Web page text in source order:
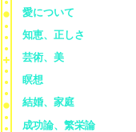
愛について
知恵、正しさ
芸術、美
瞑想
結婚、家庭
成功論、繁栄論